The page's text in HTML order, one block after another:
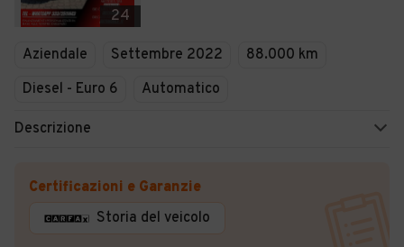
24
Aziendale Settembre 2022
88.000 km
Diesel - Euro 6
Automatico
Descrizione
Certificazioni e Garanzie
Storia del veicolo